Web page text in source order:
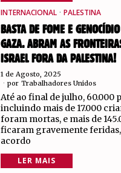
INTERNACIONAL · PALESTINA
BASTA DE FOME E
GAZA. ABRAM AS
ISRAEL FORA DA PALESTINA!
1 de Agosto, 2025
por Trabalhadores Unidos
Até ao final de julho, 60.000
incluindo mais de 17.000
foram mortas, e mais de
ficaram gravemente
acordo
LER MAIS